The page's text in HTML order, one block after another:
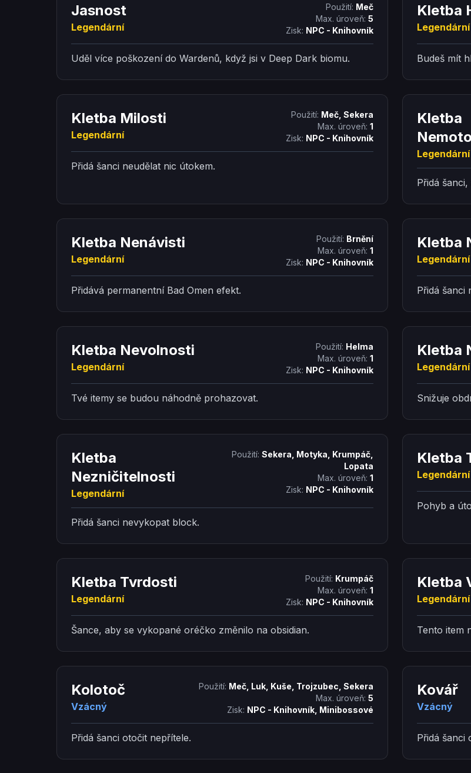
Jasnost
Legendární
Použití: Meč
Max. úroveň: 5
Zisk: NPC - Knihovník
Uděl více poškození do Wardenů, když jsi v Deep Dark biomu.
Kletba
Legendární
Budeš mít
Kletba Milosti
Legendární
Použití: Meč, Sekera
Max. úroveň: 1
Zisk: NPC - Knihovník
Přidá šanci neudělat nic útokem.
Kletba
Legendární
Přidá
Kletba Nenávisti
Legendární
Použití: Brnění
Max. úroveň: 1
Zisk: NPC - Knihovník
Přidává permanentní Bad Omen efekt.
Kletba
Legendární
Přidá
Kletba Nevolnosti
Legendární
Použití: Helma
Max. úroveň: 1
Zisk: NPC - Knihovník
Tvé itemy se budou náhodně prohazovat.
Kletba
Legendární
Snižuje
Kletba
Nezničitelnosti
Legendární
Použití: Sekera, Motyka, Krumpáč,
Lopata
Max. úroveň: 1
Zisk: NPC - Knihovník
Přidá šanci nevykopat block.
Kletba
Legendární
Pohyb a
Kletba Tvrdosti
Legendární
Použití: Krumpáč
Max. úroveň: 1
Zisk: NPC - Knihovník
Šance, aby se vykopané oréčko změnilo na obsidian.
Kletba
Legendární
Tento item
Kolotoč
Vzácný
Použití: Meč, Luk, Kuše, Trojzubec, Sekera
Max. úroveň: 5
Zisk: NPC - Knihovník, Minibossové
Přidá šanci otočit nepřítele.
Kovář
Vzácný
Přidá šanci